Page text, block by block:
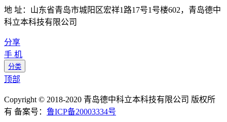
地 址：山东省青岛市城阳区宏祥1路17号1号楼602，青岛德中
科立本科技有限公司
分享
手 机
分类
顶部
Copyright © 2018-2020 青岛德中科立本科技有限公司 版权所
有 备案号： 鲁ICP备20003334号